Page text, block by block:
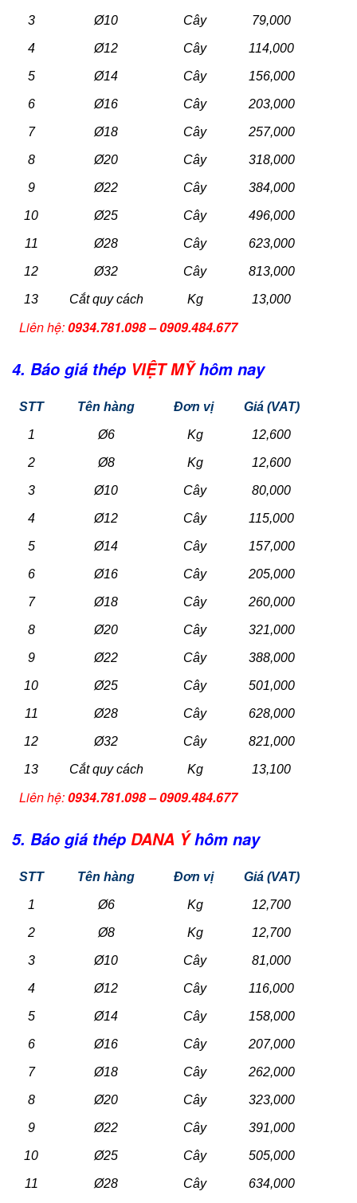
3 Ø10 Cây 79,000
4 Ø12 Cây 114,000
5 Ø14 Cây 156,000
6 Ø16 Cây 203,000
7 Ø18 Cây 257,000
8 Ø20 Cây 318,000
9 Ø22 Cây 384,000
10 Ø25 Cây 496,000
11 Ø28 Cây 623,000
12 Ø32 Cây 813,000
13 Cắt quy cách Kg 13,000
Liên hệ:0934.781.098 – 0909.484.677
4. Báo giá thép VIỆT MỸ hôm nay
STT Tên hàng Đơn vị Giá (VAT)
1 Ø6 Kg 12,600
2 Ø8 Kg 12,600
3 Ø10 Cây 80,000
4 Ø12 Cây 115,000
5 Ø14 Cây 157,000
6 Ø16 Cây 205,000
7 Ø18 Cây 260,000
8 Ø20 Cây 321,000
9 Ø22 Cây 388,000
10 Ø25 Cây 501,000
11 Ø28 Cây 628,000
12 Ø32 Cây 821,000
13 Cắt quy cách Kg 13,100
Liên hệ:0934.781.098 – 0909.484.677
5. Báo giá thép DANA Ý hôm nay
STT Tên hàng Đơn vị Giá (VAT)
1 Ø6 Kg 12,700
2 Ø8 Kg 12,700
3 Ø10 Cây 81,000
4 Ø12 Cây 116,000
5 Ø14 Cây 158,000
6 Ø16 Cây 207,000
7 Ø18 Cây 262,000
8 Ø20 Cây 323,000
9 Ø22 Cây 391,000
10 Ø25 Cây 505,000
11 Ø28 Cây 634,000